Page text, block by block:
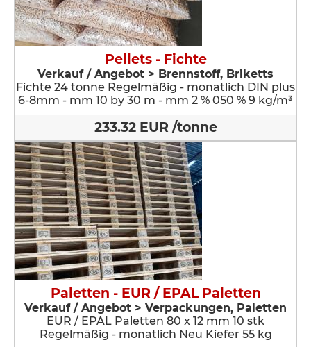
Pellets - Fichte
Verkauf / Angebot > Brennstoff, Briketts
Fichte 24 tonne Regelmäßig - monatlich DIN plus
6-8mm - mm 10 by 30 m - mm 2 % 050 % 9 kg/m³
233.32 EUR /tonne
Paletten - EUR / EPAL Paletten
Verkauf / Angebot > Verpackungen, Paletten
EUR / EPAL Paletten 80 x 12 mm 10 stk
Regelmäßig - monatlich Neu Kiefer 55 kg